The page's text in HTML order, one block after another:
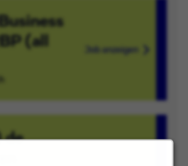
(all
Job anzeigen
de